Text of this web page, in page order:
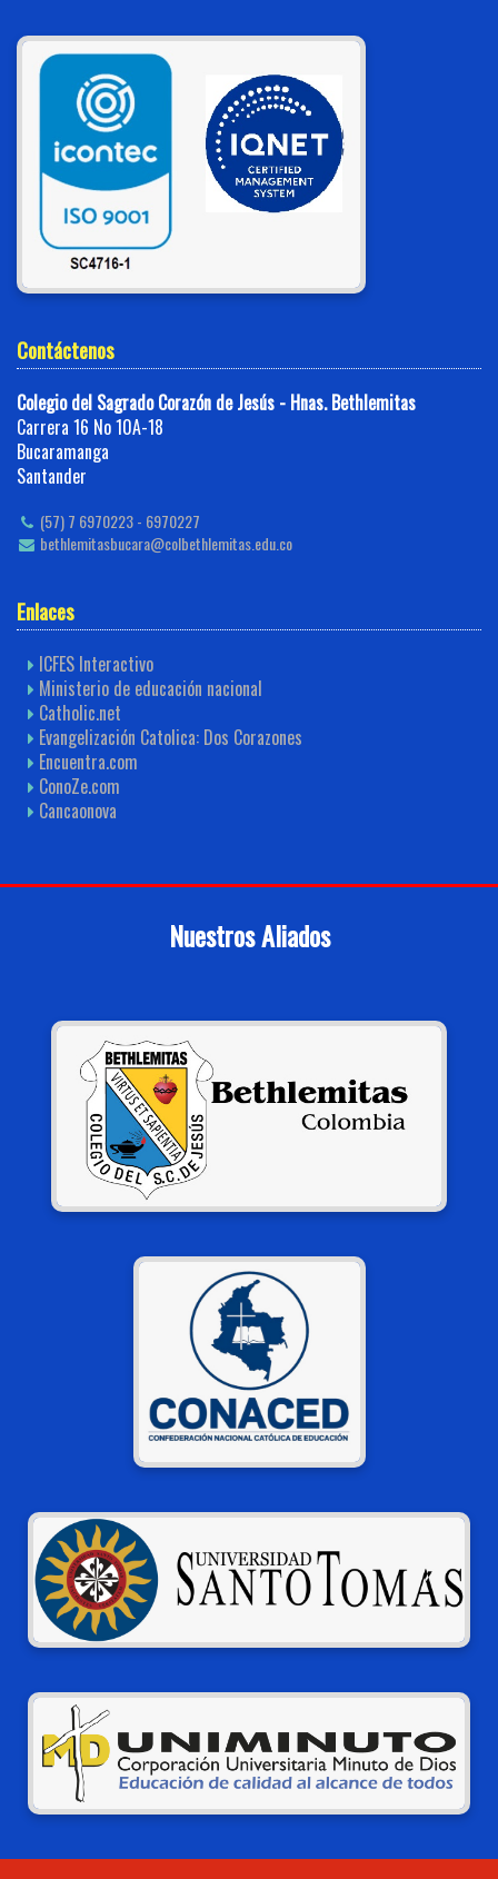
Contáctenos
Colegio del Sagrado Corazón de Jesús - Hnas. Bethlemitas
Carrera 16 No 10A-18
Bucaramanga
Santander
(57) 7 6970223 - 6970227
bethlemitasbucara@colbethlemitas.edu.co
Enlaces
ICFES Interactivo
Ministerio de educación nacional
Catholic.net
Evangelización Catolica: Dos Corazones
Encuentra.com
ConoZe.com
Cancaonova
Nuestros Aliados